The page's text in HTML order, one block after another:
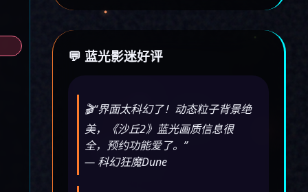
💬 蓝光影迷好评
🎬“界面太科幻了！动态粒子背景绝
美，《沙丘2》蓝光画质信息很
全，预约功能爱了。”
— 科幻狂魔Dune